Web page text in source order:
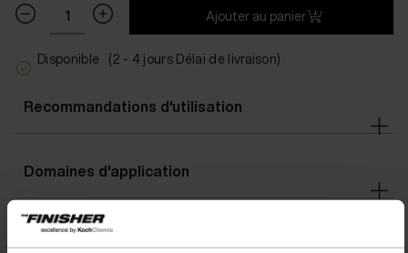
Ajouter au panier
Disponible (2 - 4 jours Délai de livraison)
Recommandations d'utilisation
Domaines d'application
Avertissements